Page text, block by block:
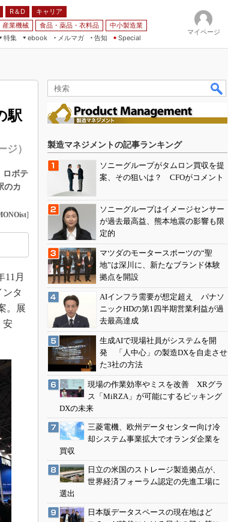
R＆D
キャリア
産業機械 食品・薬品・衣料品
中小製造業
特集
ebook
メルマガ
告知 Special
マイページ
駅
ジ）
ロボテ
のカ
]
11月
ンタ
。展
安
製造マネジメントの記事ランキング
ソニーグループがタムロン買収を提
案、その狙いは？ CFOがコメント
ソニーグループはイメージセンサー
が過去最高益、熊本地震の影響も限
定的
マツダのモータースポーツの“聖
地”は深川に、新たなブランド体験
拠点を開設
AIインフラ需要が想定超え パナソ
ニックHDの第1四半期営業利益が過
去最高達成
生成AIで現場社員がシステムを開
発 「人中心」の製造DXを自走させ
た3社の方法
現場の作業効率やミスを改善 XRグラ
ス「MiRZA」が可能にするピッキング
DXの未来
三菱電機、欧州データセンター向け冷
却システム事業拡大でオランダ企業を
買収
日立の米国のストレージ製造拠点が、
世界経済フォーラム認定の先進工場に
選出
日本版データスペースの現在地はど